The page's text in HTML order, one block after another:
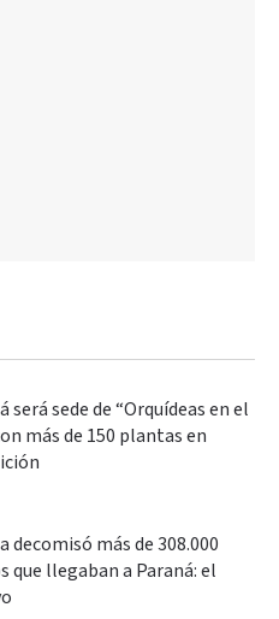
será sede de “Orquídeas en el
más de 150 plantas en
decomisó más de 308.000
que llegaban a Paraná: el